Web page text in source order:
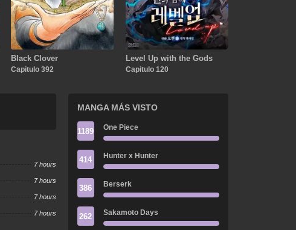
Black Clover
Capitulo 392
Level Up with the Gods
Capitulo 120
7 hours
7 hours
7 hours
7 hours
MANGA MÁS VISTO
1189 One Piece
414 Hunter x Hunter
386 Berserk
262 Sakamoto Days